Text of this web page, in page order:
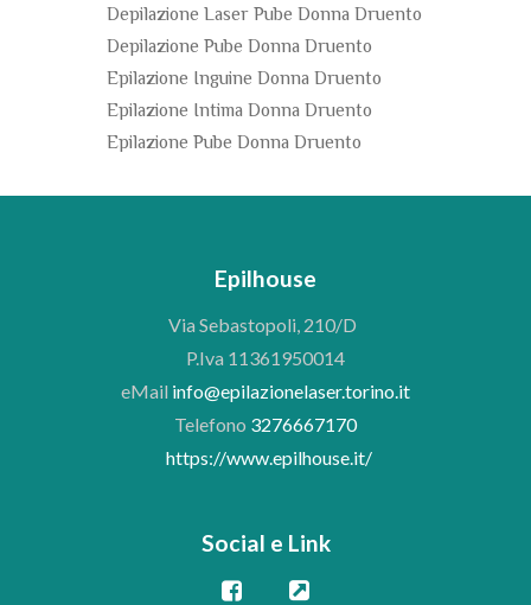
Depilazione Laser Pube Donna Druento
Depilazione Pube Donna Druento
Epilazione Inguine Donna Druento
Epilazione Intima Donna Druento
Epilazione Pube Donna Druento
Epilhouse
Via Sebastopoli, 210/D
P.Iva 11361950014
eMail info@epilazionelaser.torino.it
Telefono 3276667170
https://www.epilhouse.it/
Social e Link